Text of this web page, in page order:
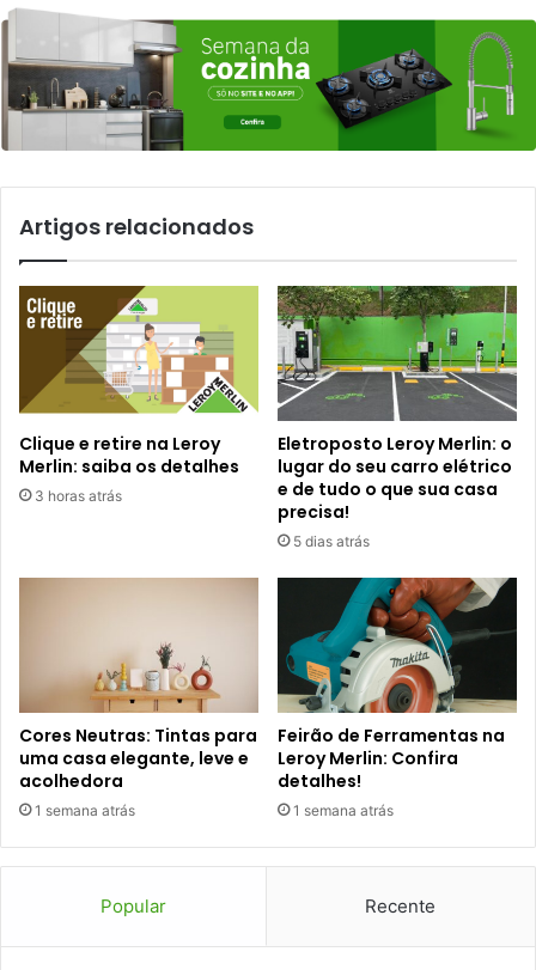
Artigos relacionados
Clique e retire na Leroy
Merlin: saiba os detalhes
3 horas atrás
Eletroposto Leroy Merlin: o
lugar do seu carro elétrico
e de tudo o que sua casa
precisa!
5 dias atrás
Cores Neutras: Tintas para
uma casa elegante, leve e
acolhedora
1 semana atrás
Feirão de Ferramentas na
Leroy Merlin: Confira
detalhes!
1 semana atrás
Popular Recente